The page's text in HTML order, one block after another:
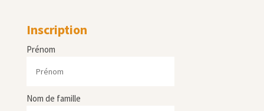
Inscription
Prénom
Nom de famille